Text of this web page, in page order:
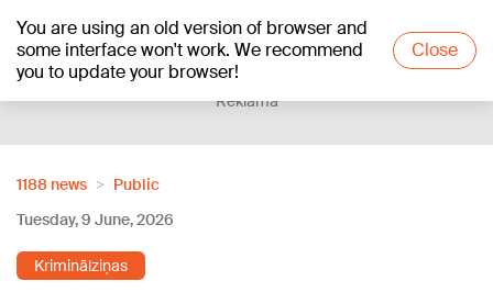
You are using an old version of browser and
some interface won't work. We recommend
you to update your browser!
Close
+15°C
Reklāma
1188 news
Public
Tuesday, 9 June, 2026
Kriminālziņas